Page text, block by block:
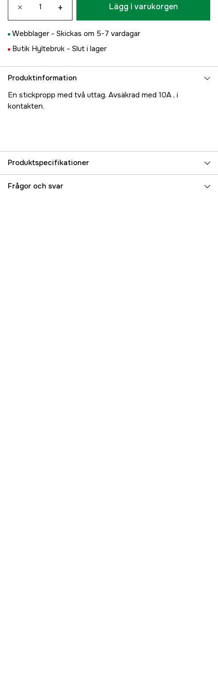
× + Lägg i varukorgen
Webblager - Skickas om 5-7 vardagar
Butik Hyltebruk - Slut i lager
Produktinformation
En stickpropp med två uttag. Avsäkrad med 10A , i
kontakten.
Produktspecifikationer
Referensnummer 5000023677
Frågor och svar